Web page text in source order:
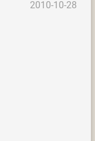
2010-10-28